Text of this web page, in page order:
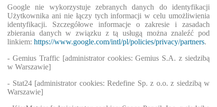
Google nie wykorzystuje zebranych danych do identyfikacji
Użytkownika ani nie łączy tych informacji w celu umożliwienia
identyfikacji. Szczegółowe informacje o zakresie i zasadach
zbierania danych w związku z tą usługą można znaleźć pod
linkiem: https://www.google.com/intl/pl/policies/privacy/partners.
- Gemius Traffic [administrator cookies: Gemius S.A. z siedzibą
w Warszawie]
- Stat24 [administrator cookies: Redefine Sp. z o.o. z siedzibą w
Warszawie]